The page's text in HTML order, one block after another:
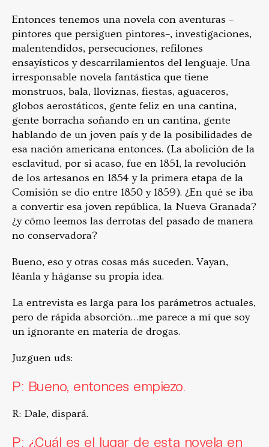
Entonces tenemos una novela con aventuras –
pintores que persiguen pintores–, investigaciones,
malentendidos, persecuciones, refilones
ensayísticos y descarrilamientos del lenguaje. Una
irresponsable novela fantástica que tiene
monstruos, bala, lloviznas, fiestas, aguaceros,
globos aerostáticos, gente feliz en una cantina,
gente borracha soñando en un cantina, gente
hablando de un joven país y de la posibilidades de
esa nación americana entonces. (La abolición de la
esclavitud, por si acaso, fue en 1851, la revolución
de los artesanos en 1854 y la primera etapa de la
Comisión se dio entre 1850 y 1859). ¿En qué se iba
a convertir esa joven república, la Nueva Granada?
¿y cómo leemos las derrotas del pasado de manera
no conservadora?
Bueno, eso y otras cosas más suceden. Vayan,
léanla y háganse su propia idea.
La entrevista es larga para los parámetros actuales,
pero de rápida absorción…me parece a mí que soy
un ignorante en materia de drogas.
Juzguen uds:
P: Bueno, entonces empiezo.
R: Dale, dispará.
P: ¿Cuál es el lugar de esta novela en